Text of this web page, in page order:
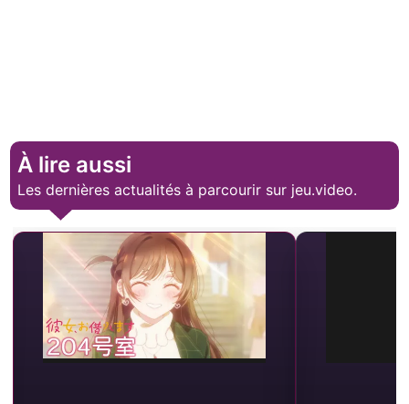
À lire aussi
Les dernières actualités à parcourir sur jeu.video.